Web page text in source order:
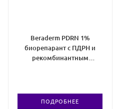
Beraderm PDRN 1%
биорепарант с ПДРН и
рекомбинантным
ПОДРОБНЕЕ